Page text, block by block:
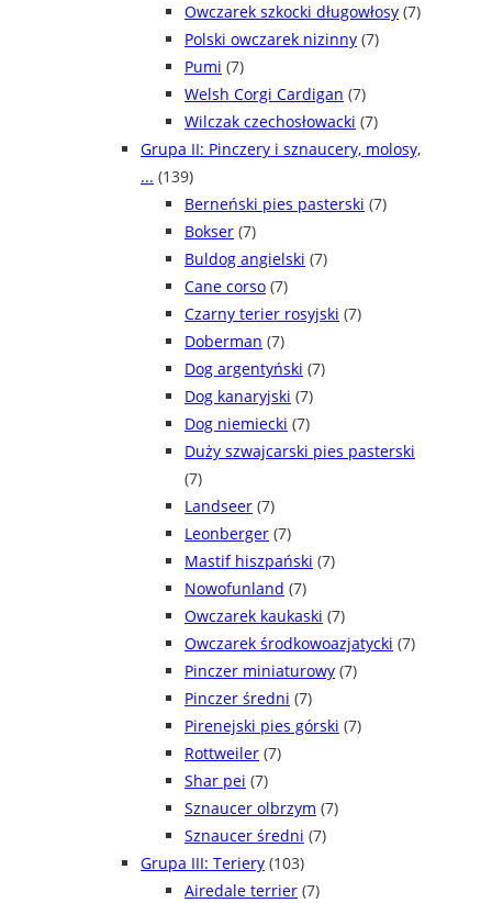
Owczarek szkocki długowłosy (7)
Polski owczarek nizinny (7)
Pumi (7)
Welsh Corgi Cardigan (7)
Wilczak czechosłowacki (7)
Grupa II: Pinczery i sznaucery, molosy,
... (139)
Berneński pies pasterski (7)
Bokser (7)
Buldog angielski (7)
Cane corso (7)
Czarny terier rosyjski (7)
Doberman (7)
Dog argentyński (7)
Dog kanaryjski (7)
Dog niemiecki (7)
Duży szwajcarski pies pasterski
(7)
Landseer (7)
Leonberger (7)
Mastif hiszpański (7)
Nowofunland (7)
Owczarek kaukaski (7)
Owczarek środkowoazjatycki (7)
Pinczer miniaturowy (7)
Pinczer średni (7)
Pirenejski pies górski (7)
Rottweiler (7)
Shar pei (7)
Sznaucer olbrzym (7)
Sznaucer średni (7)
Grupa III: Teriery (103)
Airedale terrier (7)